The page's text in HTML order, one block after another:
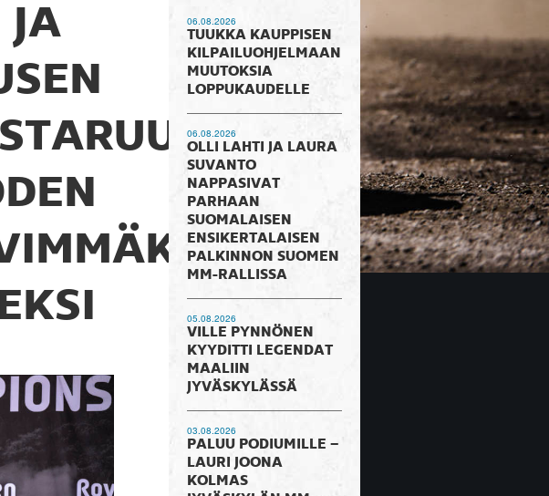
JA
06.08.2026
TUUKKA KAUPPISEN
KILPAILUOHJELMAAN
MUUTOKSIA
LOPPUKAUDELLE
06.08.2026
OLLI LAHTI JA LAURA
SUVANTO
NAPPASIVAT
PARHAAN
SUOMALAISEN
ENSIKERTALAISEN
PALKINNON SUOMEN
MM-RALLISSA
05.08.2026
VILLE PYNNÖNEN
KYYDITTI LEGENDAT
MAALIIN
JYVÄSKYLÄSSÄ
03.08.2026
PALUU PODIUMILLE –
LAURI JOONA
KOLMAS